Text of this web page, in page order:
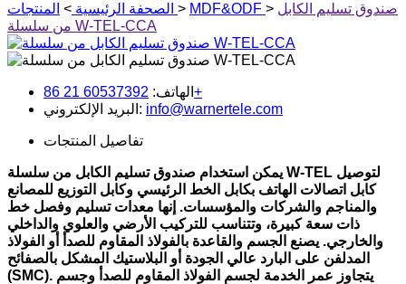
الصحفة الرئيسية > المنتجات > MDF&ODF > صندوق تسليم الكابل
من سلسلة W-TEL-CCA
الهاتف: 60537392 21 86+
البريد الإلكتروني: info@warnertele.com
تفاصيل المنتجات
يمكن استخدام صندوق تسليم الكابل من سلسلة W-TEL لتوصيل
كابل اتصالات الهاتف بكابل الخط الرئيسي وكابل التوزيع للمصانع
والمناجم والشركات والمؤسسات. إنها معدات تسليم وفصل خط
ذات سعة كبيرة، وتتناسب للتركيب الأرضي والعلوي والداخلي
والخارجي. يصنع الجسم والقاعدة بالفولاذ المقاوم للصدأ أو الفولاذ
المدلفن على البارد عالي الجودة أو البلاستيك المشكل بالصفائح
(SMC). يتجاوز عمر الخدمة لجسم الفولاذ المقاوم للصدأ وجسم